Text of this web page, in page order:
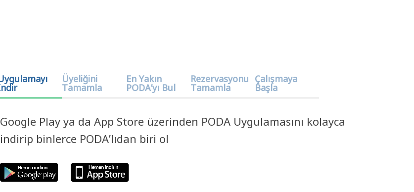
Google Play ya da App Store üzerinden PODA Uygulamasını kolayca
indirip binlerce PODA’lıdan biri ol